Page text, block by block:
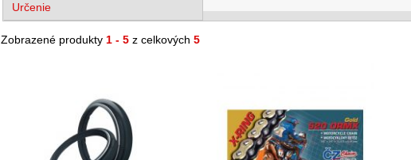
Určenie
Zobrazené produkty 1 - 5 z celkových5